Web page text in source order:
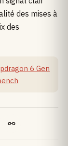
des mises à
des
6 Gen